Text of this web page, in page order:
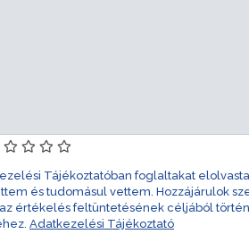
Tájékoztatóban foglaltakat
és tudomásul vettem. Hozzájárulok
értékelés feltüntetésének céljából
Adatkezelési Tájékoztató